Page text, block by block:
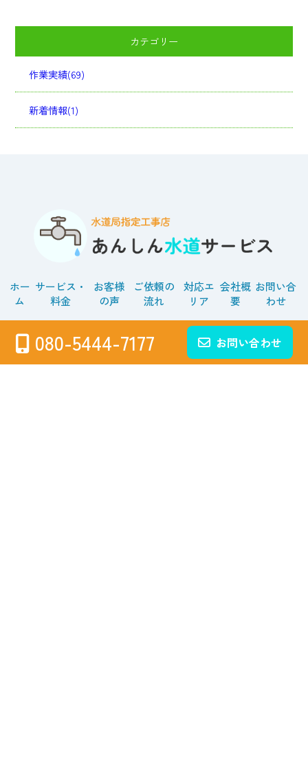
カテゴリー
作業実績(69)
新着情報(1)
ホー
ム
サービス・
料金
お客様
の声
ご依頼の
流れ
対応エ
リア
会社概
要
お問い合
わせ
対応エリア
さいたま市（西区・北区・大宮区・見沼区・中央区・桜
080-5444-7177 お問い合わせ